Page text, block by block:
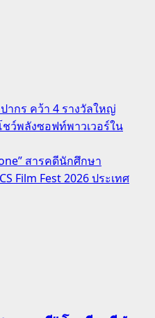
ากร คว้า 4 รางวัลใหญ่
ว์พลังซอฟท์พาวเวอร์ใน
สารคดีนักศึกษา
Film Fest 2026 ประเทศ